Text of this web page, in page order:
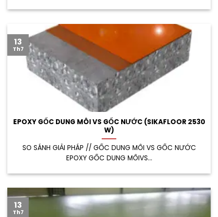
EPOXY GỐC DUNG MÔI VS GỐC NƯỚC (SIKAFLOOR 2530
W)
SO SÁNH GIẢI PHÁP // GỐC DUNG MÔI VS GỐC NƯỚC
EPOXY GỐC DUNG MÔIVS...
13
Th7
13
Th7